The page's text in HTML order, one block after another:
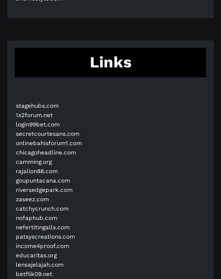
Links
stagehubs.com
1x2forum.net
login99bet.com
secretcourtesans.com
onlinebahisforum1.com
chicagoheadline.com
camming.org
rajalion88.com
goupuntacana.com
riversedgepark.com
zaseez.com
catchycrunch.com
nofaphub.com
nefertitingalls.com
patsyscreations.com
income4proof.com
educaritas.org
lensajelajah.com
betflik09.net